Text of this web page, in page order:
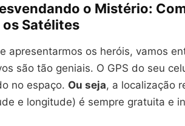
o Mistério:
os Satélites
apresentarmos os heróis, vamos
são tão geniais. O GPS do seu
no espaço. Ou seja, a localização
e longitude) é sempre gratuita e